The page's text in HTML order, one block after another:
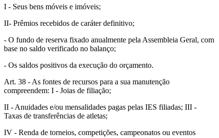
I - Seus bens móveis e imóveis;
II- Prêmios recebidos de caráter definitivo;
- O fundo de reserva fixado anualmente pela Assembleia Geral, com
base no saldo verificado no balanço;
- Os saldos positivos da execução do orçamento.
Art. 38 - As fontes de recursos para a sua manutenção
compreendem: I - Joias de filiação;
II - Anuidades e/ou mensalidades pagas pelas IES filiadas; III -
Taxas de transferências de atletas;
IV - Renda de torneios, competições, campeonatos ou eventos